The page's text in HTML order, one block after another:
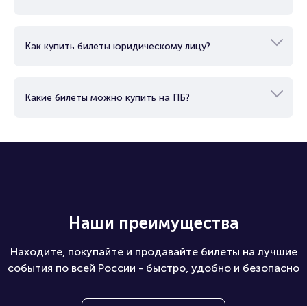
Как купить билеты юридическому лицу?
Какие билеты можно купить на ПБ?
Наши преимущества
Находите, покупайте и продавайте билеты на лучшие
события по всей России - быстро, удобно и безопасно